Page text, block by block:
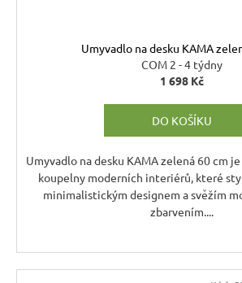
Umyvadlo na desku KAMA
COM 2 - 4 týdny
1 698 Kč
DO KOŠÍKU
Umyvadlo na desku KAMA zelená 60 cm
koupelny moderních interiérů, které
minimalistickým designem a svěžím
zbarvením....